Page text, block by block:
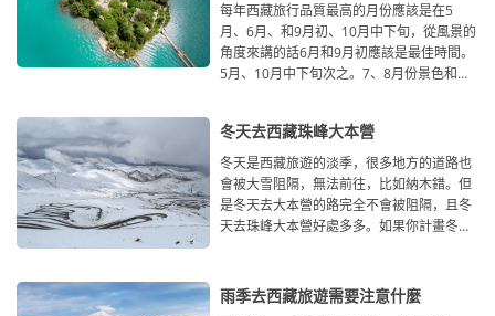
每年西藏旅行品質最高的月份應該是在5
月、6月、和9月初、10月中下旬，從風景的
角度來講的話6月和9月初應該是最佳時間。
5月、10月中下旬次之。7、8月份景色和安
冬天去西藏珠峰大本營
冬天是西藏旅遊的淡季，很多地方的道路也
會被大雪阻隔，無法前往，比如納木錯。但
是冬天去大本營的路完全不會被阻隔，且冬
天去珠峰大本營好處多多。如果你計畫冬天
雨季去西藏旅遊需要注意什麼